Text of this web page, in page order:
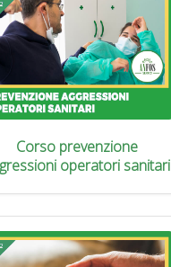
Corso prevenzione
operatori sanitari